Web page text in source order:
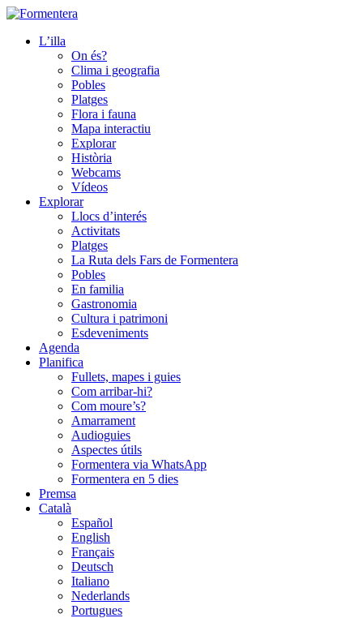
L’illa
On és?
Clima i geografia
Pobles
Platges
Flora i fauna
Mapa interactiu
Explorar
Història
Webcams
Vídeos
Explorar
Llocs d’interés
Activitats
Platges
La Ruta dels Fars de Formentera
Pobles
En familia
Gastronomia
Cultura i patrimoni
Esdeveniments
Agenda
Planifica
Fullets, mapes i guies
Com arribar-hi?
Com moure’s?
Amarrament
Audioguies
Aspectes útils
Formentera via WhatsApp
Formentera en 5 dies
Premsa
Català
Español
English
Français
Deutsch
Italiano
Nederlands
Portugues